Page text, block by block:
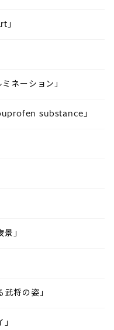
」
ネーション」
substance​」
」
将の姿」